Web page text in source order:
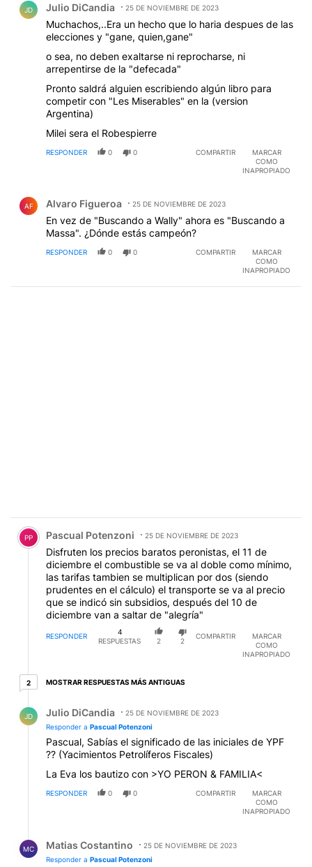
JD Julio DiCandia 25 DE NOVIEMBRE DE 2023
Muchachos,..Era un hecho que lo haria despues de las
elecciones y "gane, quien,gane"
o sea, no deben exaltarse ni reprocharse, ni
arrepentirse de la "defecada"
Pronto saldrá alguien escribiendo algún libro para
competir con "Les Miserables" en la (version
Argentina)
Milei sera el Robespierre
RESPONDER 0 0 COMPARTIR
MARCAR
COMO
INAPROPIADO
AF Alvaro Figueroa 25 DE NOVIEMBRE DE 2023
En vez de "Buscando a Wally" ahora es "Buscando a
Massa". ¿Dónde estás campeón?
RESPONDER 0 0 COMPARTIR
MARCAR
COMO
INAPROPIADO
Comentario de Pascual Potenzoni.
PP Pascual Potenzoni 25 DE NOVIEMBRE DE 2023
Disfruten los precios baratos peronistas, el 11 de
diciembre el combustible se va al doble como mínimo,
las tarifas tambien se multiplican por dos (siendo
prudentes en el cálculo) el transporte se va al precio
que se indicó sin subsidios, después del 10 de
diciembre van a saltar de "alegría"
RESPONDER
4
RESPUESTAS
2 2
COMPARTIR
MARCAR
COMO
INAPROPIADO
22 respuestas más antiguas
MOSTRAR RESPUESTAS MÁS ANTIGUAS
JD Julio DiCandia
25 DE NOVIEMBRE DE 2023
Responder a Pascual Potenzoni
Pascual, Sabías el significado de las iniciales de YPF
?? (Yacimientos Petrolíferos Fiscales)
La Eva los bautizo con >YO PERON & FAMILIA<
RESPONDER 0 0 COMPARTIR
MARCAR
COMO
INAPROPIADO
MC Matias Costantino
25 DE NOVIEMBRE DE 2023
Responder a Pascual Potenzoni